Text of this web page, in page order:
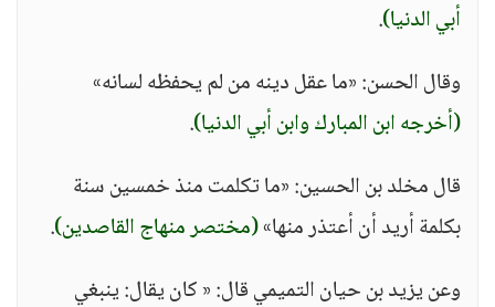
أبي الدنيا).
وقال الحسن: «ما عقل دينه من لم يحفظه لسانه»
(أخرجه ابن المبارك وابن أبي الدنيا).
قال مخلد بن الحسين: «ما تكلمت منذ خمسين سنة
بكلمة أريد أن أعتذر منها»(مختصر منهاج القاصدين).
وعن يزيد بن حيان التميمي قال: « كان يقال: ينبغي